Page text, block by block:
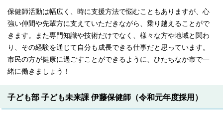
保健師活動は幅広く、時に支援方法で悩むこともありますが、心
強い仲間や先輩方に支えていただきながら、乗り越えることがで
きます。また専門知識や技術だけでなく、様々な方や地域と関わ
り、その経験を通じて自分も成長できる仕事だと思っています。
市民の方が健康に過ごすことができるように、ひたちなか市で一
緒に働きましょう！
子ども部 子ども未来課 伊藤保健師（令和元年度採用）